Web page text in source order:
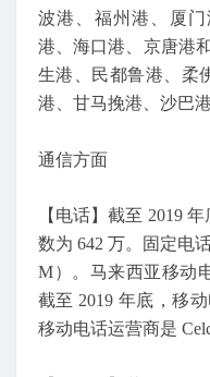
波港、福州港、厦
港、海口港、京唐港
生港、民都鲁港、柔
港、甘马挽港、沙巴
通信方面
【电话】截至 2019
数为 642 万。固定电
M）。马来西亚移动
截至 2019 年底，移
移动电话运营商是